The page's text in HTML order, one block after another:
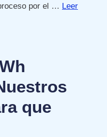
por el … Leer
que